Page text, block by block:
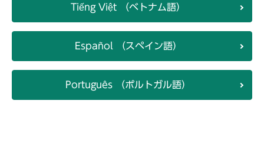
Tiếng Việt （ベトナム語）
Español （スペイン語）
Português （ポルトガル語）